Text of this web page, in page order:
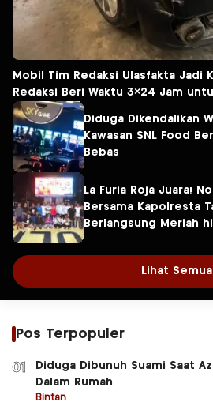
Mobil Tim Redaksi Ulasfakta Jadi
Redaksi Beri Waktu 3×24 Jam
Diduga Dikendalikan
Kawasan SNL Food
Bebas
La Furia Roja Juara!
Bersama Kapolresta
Berlangsung Meriah
Lihat Semua
Pos Terpopuler
01
Diduga Dibunuh Suami Saat
Dalam Rumah
Bintan